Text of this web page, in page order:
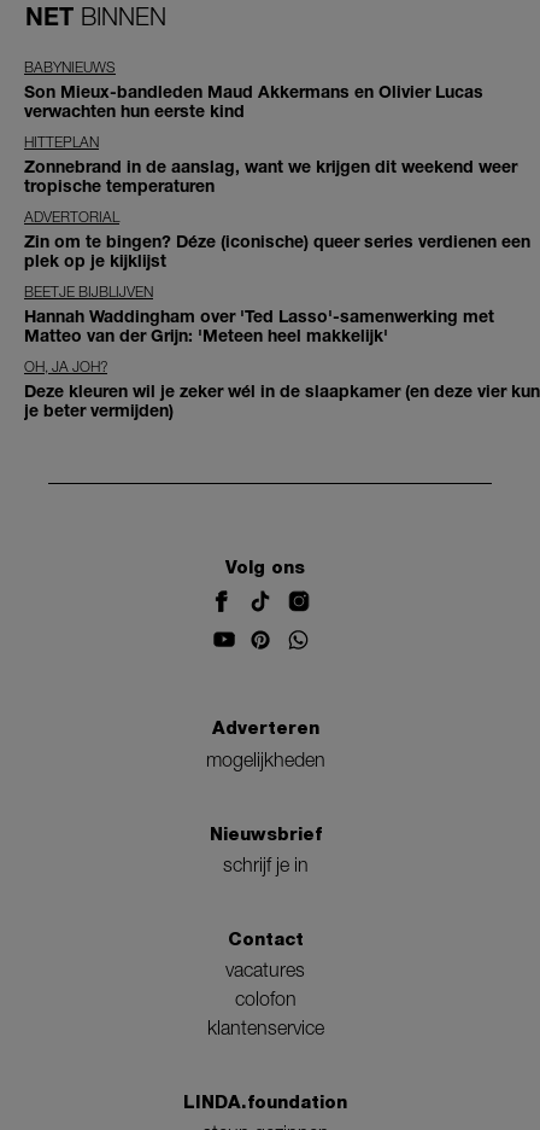
NET BINNEN
BABYNIEUWS
Son Mieux-bandleden Maud Akkermans en Olivier Lucas
verwachten hun eerste kind
HITTEPLAN
Zonnebrand in de aanslag, want we krijgen dit weekend weer
tropische temperaturen
ADVERTORIAL
Zin om te bingen? Déze (iconische) queer series verdienen een
plek op je kijklijst
BEETJE BIJBLIJVEN
Hannah Waddingham over 'Ted Lasso'-samenwerking met
Matteo van der Grijn: 'Meteen heel makkelijk'
OH, JA JOH?
Deze kleuren wil je zeker wél in de slaapkamer (en deze vier kun
je beter vermijden)
Volg ons
Adverteren
mogelijkheden
Nieuwsbrief
schrijf je in
Contact
vacatures
colofon
klantenservice
LINDA.foundation